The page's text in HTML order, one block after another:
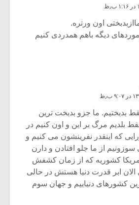
اون ورتره.
دیگه باهم همدردی کنیم
بدبختیم. ما جزو بدبخت ترین
بلدیم مرگ بر این و اون کنیم در
که اینقدر نفرینشون می کنیم و
از ما جلو افتادن و دارن
کشوریه که از زمان کشفش
ابر قدرت دنیا هستش در حالی
کشورهای دنیاییم و جهان سوم